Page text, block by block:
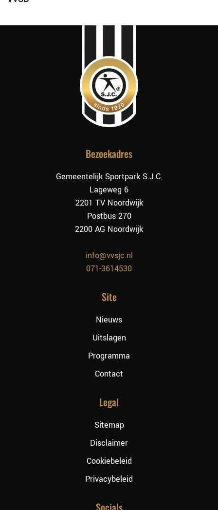
Bezoekadres
Gemeentelijk Sportpark S.J.C.
Lageweg 6
2201 TV Noordwijk
Postbus 270
2200 AG Noordwijk
info@vvsjc.nl
071-3614530
Site
Nieuws
Uitslagen
Programma
Contact
Legal
Sitemap
Disclaimer
Cookiebeleid
Privacybeleid
Socials